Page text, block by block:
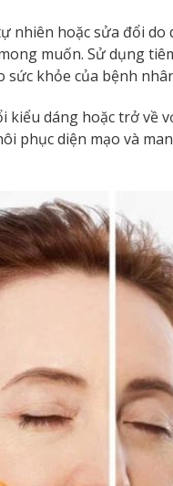
nhiên hoặc sửa đổi
muốn. Sử dụng
khỏe của bệnh
dáng hoặc trở về
phục diện mạo và